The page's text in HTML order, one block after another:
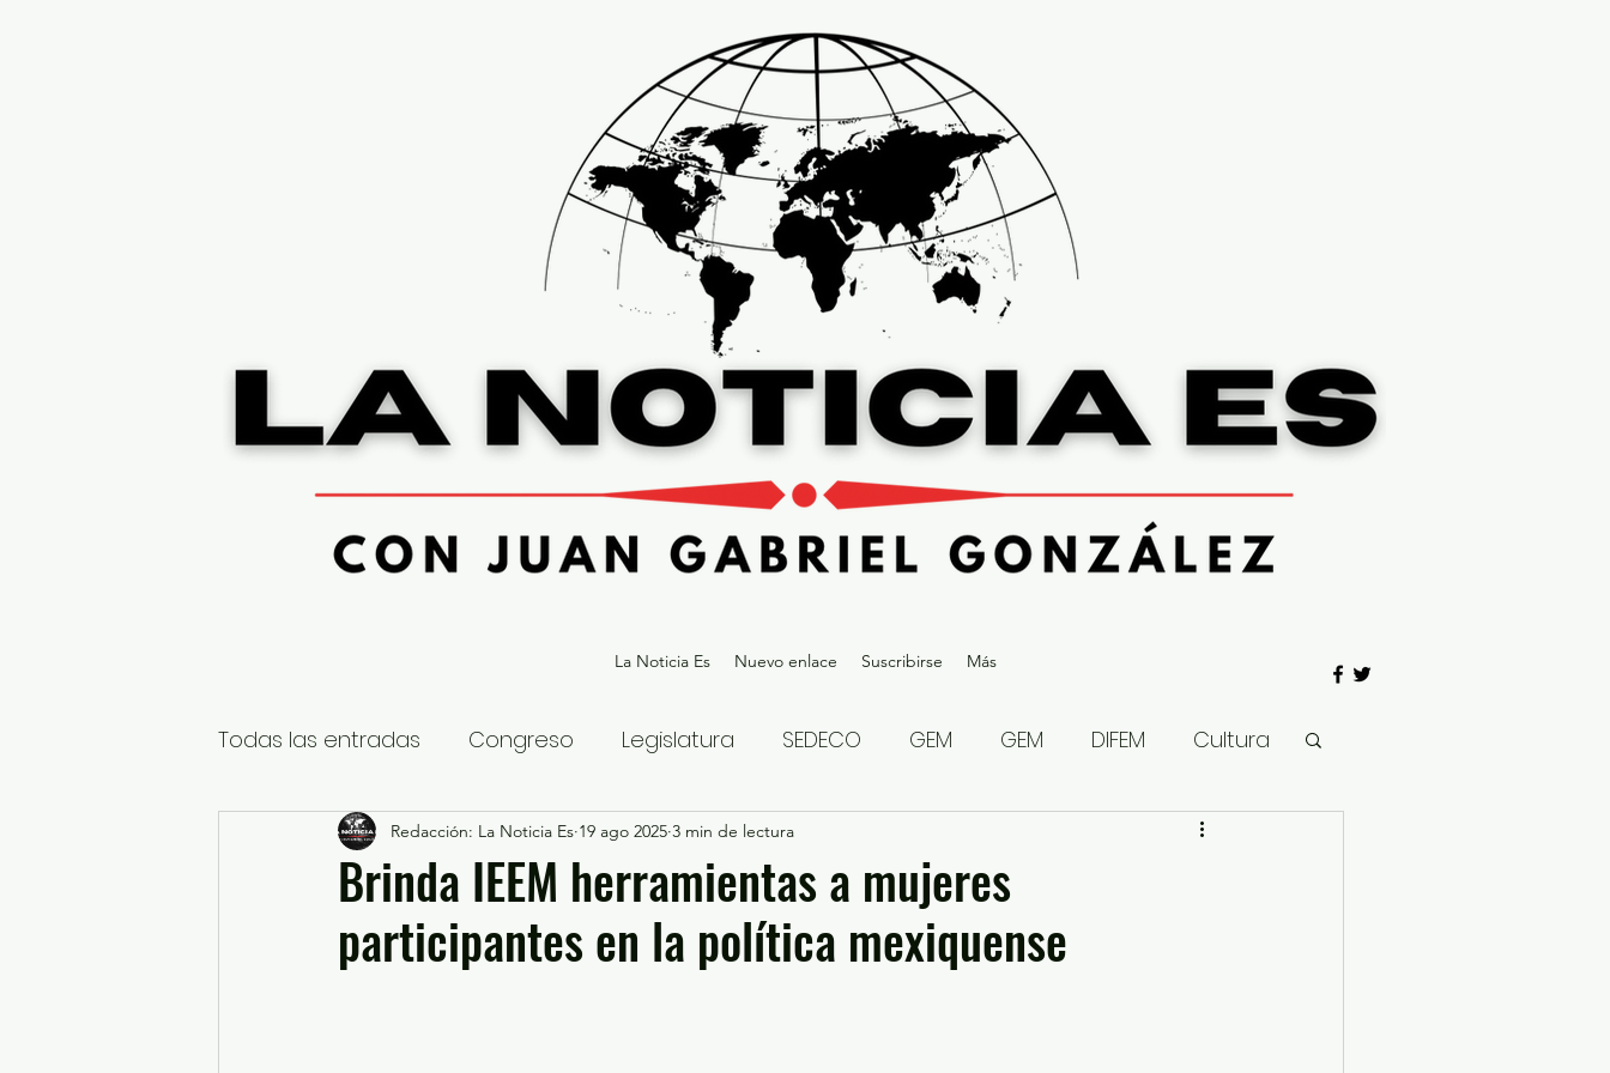
La Noticia Es Nuevo enlace Suscribirse Más
Todas las entradas Congreso Legislatura SEDECO GEM GEM DIFEM Cultura
Nacional Estatal Gubernatura Edoméx 2023
Educación y Cultura Seguridad y Justicia Denuncia Ciudadana
Brinda IEEM herramientas a mujeres
participantes en la política mexiquense
Redacción: La Noticia Es 19 ago 2025 3 min de lectura